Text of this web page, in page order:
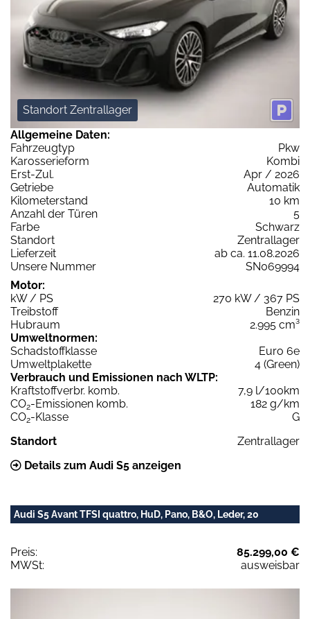
Standort Zentrallager
Allgemeine Daten:
Fahrzeugtyp
Pkw
Karosserieform
Kombi
Erst-Zul.
Apr / 2026
Getriebe
Automatik
Kilometerstand
10 km
Anzahl der Türen
5
Farbe
Schwarz
Standort
Zentrallager
Lieferzeit
ab ca. 11.08.2026
Unsere Nummer
SN069994
Motor:
kW / PS
270 kW / 367 PS
Treibstoff
Benzin
Hubraum
2.995 cm³
Umweltnormen:
Schadstoffklasse
Euro 6e
Umweltplakette
4 (Green)
Verbrauch und Emissionen nach WLTP:
Kraftstoffverbr. komb.
7,9 l/100km
CO2-Emissionen komb.
182 g/km
CO2-Klasse
G
Standort
Zentrallager
Details zum Audi S5 anzeigen
Audi S5 Avant TFSI quattro, HuD, Pano, B&O, Leder, 20
Preis:
85.299,00 €
MWSt:
ausweisbar